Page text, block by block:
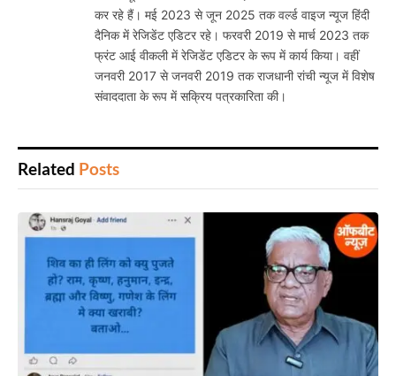
कर रहे हैं। मई 2023 से जून 2025 तक वर्ल्ड वाइज न्यूज हिंदी
दैनिक में रेजिडेंट एडिटर रहे। फरवरी 2019 से मार्च 2023 तक
फ्रंट आई वीकली में रेजिडेंट एडिटर के रूप में कार्य किया। वहीं
जनवरी 2017 से जनवरी 2019 तक राजधानी रांची न्यूज में विशेष
संवाददाता के रूप में सक्रिय पत्रकारिता की।
Related Posts